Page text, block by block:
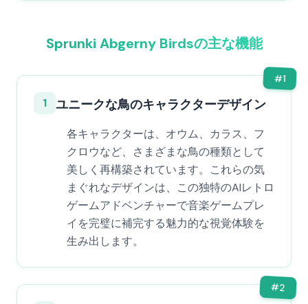
Sprunki Abgerny Birdsの主な機能
#1
1 ユニークな鳥のキャラクターデザイン
各キャラクターは、オウム、カラス、フ
クロウなど、さまざまな鳥の種類として
美しく再構築されています。これらの気
まぐれなデザインは、この独特のAIレトロ
ゲームアドベンチャーで音楽ゲームプレ
イを完璧に補完する魅力的な視覚体験を
生み出します。
#2